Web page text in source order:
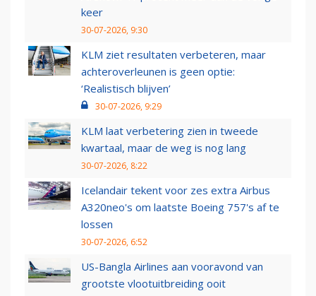
keer
30-07-2026, 9:30
KLM ziet resultaten verbeteren, maar
achteroverleunen is geen optie:
‘Realistisch blijven’
30-07-2026, 9:29
KLM laat verbetering zien in tweede
kwartaal, maar de weg is nog lang
30-07-2026, 8:22
Icelandair tekent voor zes extra Airbus
A320neo's om laatste Boeing 757's af te
lossen
30-07-2026, 6:52
US-Bangla Airlines aan vooravond van
grootste vlootuitbreiding ooit